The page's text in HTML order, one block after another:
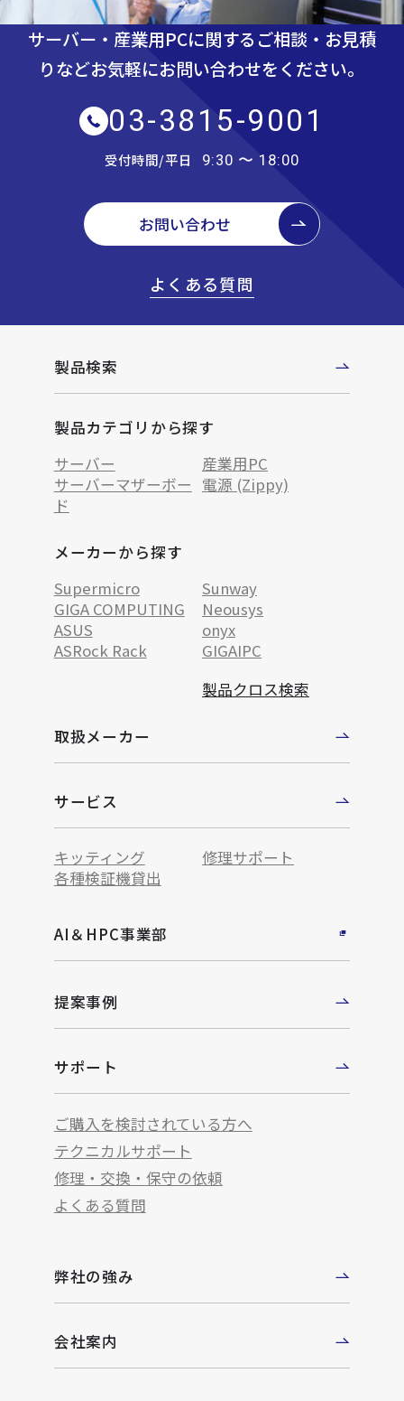
サーバー・産業用PCに関するご相談・お見積
りなどお気軽にお問い合わせをください。
03-3815-9001
受付時間/平日 9:30 〜 18:00
お問い合わせ
よくある質問
製品検索
製品カテゴリから探す
サーバー
産業用PC
サーバーマザーボー
ド
電源 (Zippy)
メーカーから探す
Supermicro
Sunway
GIGA COMPUTING
Neousys
ASUS
onyx
ASRock Rack
GIGAIPC
製品クロス検索
取扱メーカー
サービス
キッティング
修理サポート
各種検証機貸出
AI＆HPC事業部
提案事例
サポート
ご購入を検討されている方へ
テクニカルサポート
修理・交換・保守の依頼
よくある質問
弊社の強み
会社案内